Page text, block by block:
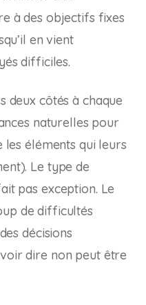
à des objectifs fixes
en vient
difficiles.
deux côtés à chaque
naturelles pour
les éléments qui leurs
Le type de
pas exception. Le
de difficultés
décisions
dire non peut être